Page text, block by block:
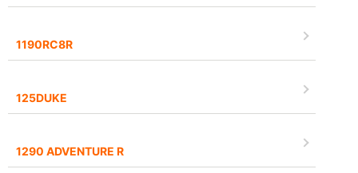
1190RC8R
125DUKE
1290 ADVENTURE R